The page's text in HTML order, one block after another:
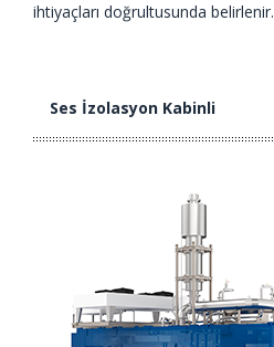
ihtiyaçları doğrultusunda belirlenir.
Ses İzolasyon Kabinli